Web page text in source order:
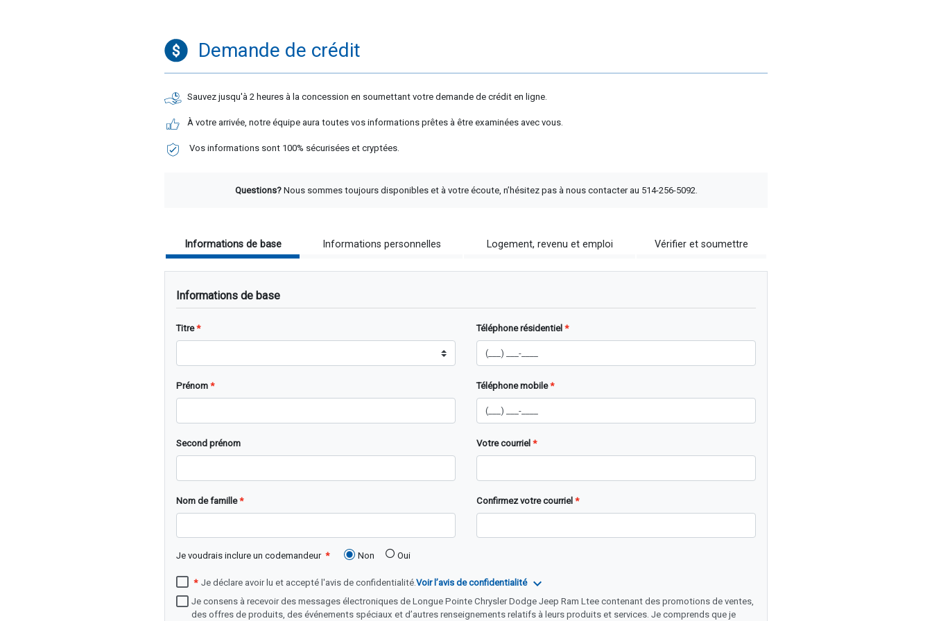
Demande de crédit
Sauvez jusqu'à 2 heures à la concession en soumettant votre demande de crédit en ligne.
À votre arrivée, notre équipe aura toutes vos informations prêtes à être examinées avec vous.
Vos informations sont 100% sécurisées et cryptées.
Questions?Nous sommes toujours disponibles et à votre écoute, n’hésitez pas à nous contacter au 514-256-5092.
Informations de base Informations personnelles Logement, revenu et emploi Vérifier et soumettre
Informations de base
Titre
Prénom
Second prénom
Nom de famille
Téléphone résidentiel
Téléphone mobile
Votre courriel
Confirmez votre courriel
Je voudrais inclure un codemandeur Non Oui
Je déclare avoir lu et accepté l'avis de confidentialité.Voir l’avis de confidentialité expand_more
Je consens à recevoir des messages électroniques de Longue Pointe Chrysler Dodge Jeep Ram Ltee contenant des promotions de ventes,
des offres de produits, des événements spéciaux et d’autres renseignements relatifs à leurs produits et services. Je comprends que je